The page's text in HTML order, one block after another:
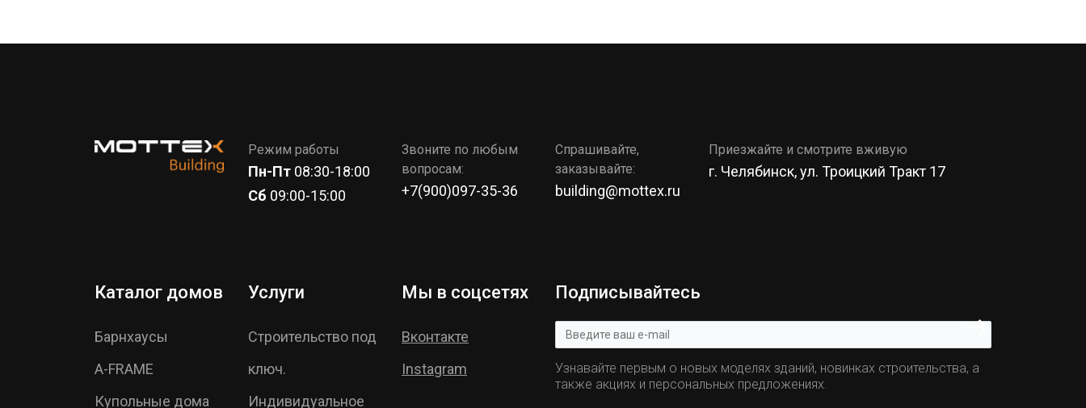
Режим работы
Пн-Пт 08:30-18:00
Сб 09:00-15:00
Звоните по любым
вопросам:
+7(900)097-35-36
Спрашивайте,
заказывайте:
building@mottex.ru
Приезжайте и смотрите вживую
г. Челябинск, ул. Троицкий Тракт 17
Каталог домов
Барнхаусы
A-FRAME
Купольные дома
Услуги
Строительство под
ключ.
Индивидуальное
Мы в соцсетях
Вконтакте
Instagram
Подписывайтесь
Узнавайте первым о новых моделях зданий, новинках строительства, а
также акциях и персональных предложениях.